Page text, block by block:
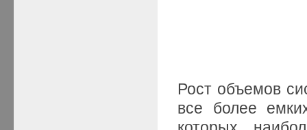
Рост объемов
все более